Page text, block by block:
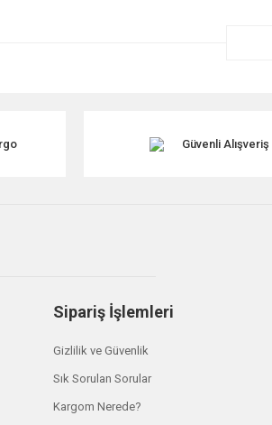
olmalı.
Güvenli Alışveriş
Sipariş İşlemleri
Gizlilik ve Güvenlik
Sık Sorulan Sorular
Kargom Nerede?